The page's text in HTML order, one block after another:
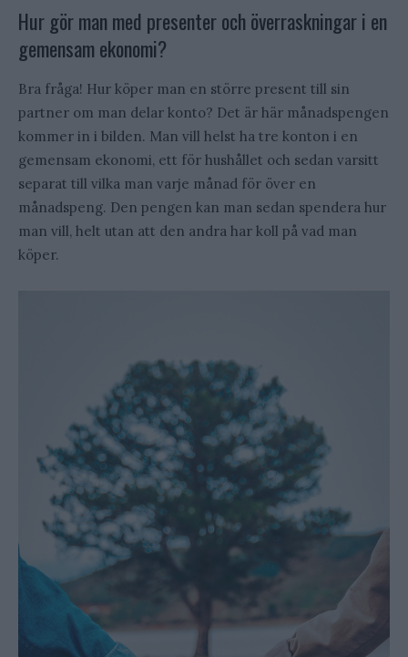
Hur gör man med presenter och överraskningar i en
gemensam ekonomi?
Bra fråga! Hur köper man en större present till sin
partner om man delar konto? Det är här månadspengen
kommer in i bilden. Man vill helst ha tre konton i en
gemensam ekonomi, ett för hushållet och sedan varsitt
separat till vilka man varje månad för över en
månadspeng. Den pengen kan man sedan spendera hur
man vill, helt utan att den andra har koll på vad man
köper.